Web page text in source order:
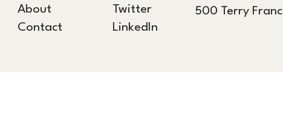
About
Contact
Twitter
LinkedIn
500 Terry